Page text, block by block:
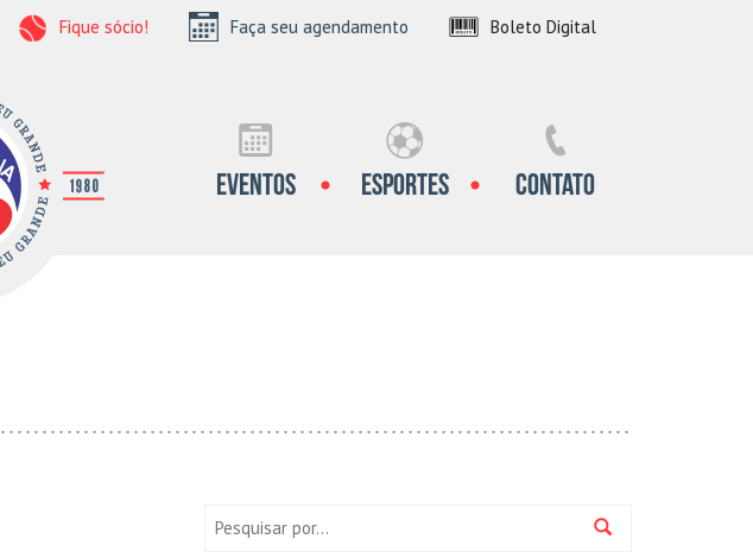
Fique sócio! Faça seu agendamento Boleto Digital
Eventos Esportes Contato
Pesquisa: